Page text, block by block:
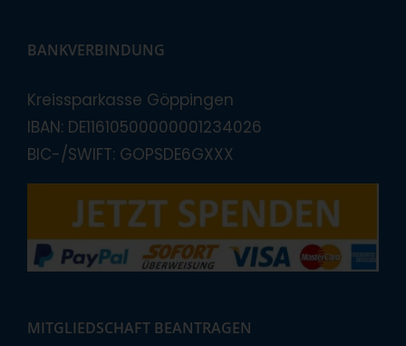
BANKVERBINDUNG
Kreissparkasse Göppingen
IBAN: DE11610500000001234026
BIC-/SWIFT: GOPSDE6GXXX
MITGLIEDSCHAFT BEANTRAGEN